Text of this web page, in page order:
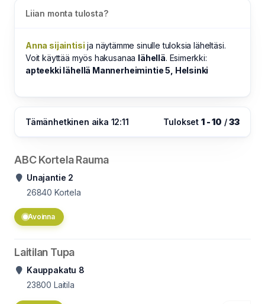
Liian monta tulosta?
Anna sijaintisi ja näytämme sinulle tuloksia läheltäsi.
Voit käyttää myös hakusanaa lähellä. Esimerkki:
apteekki lähellä Mannerheimintie 5, Helsinki
Tämänhetkinen aika 12:11 Tulokset 1 - 10 /33
ABC Kortela Rauma
Unajantie 2
26840 Kortela
Avoinna
Laitilan Tupa
Kauppakatu 8
23800 Laitila